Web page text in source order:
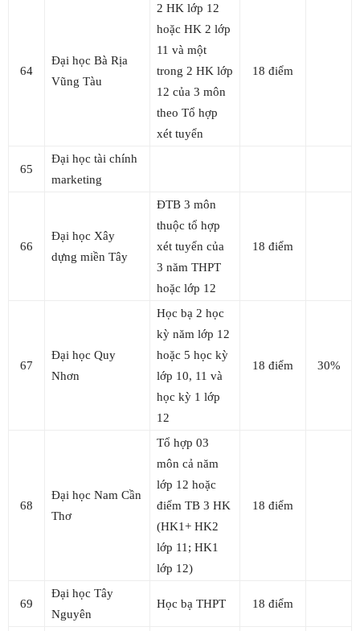
64
Đại học Bà Rịa
Vũng Tàu
2 HK lớp 12
hoặc HK 2 lớp
11 và một
trong 2 HK lớp
12 của 3 môn
theo Tổ hợp
xét tuyển
18 điểm
65
Đại học tài chính
marketing
66
Đại học Xây
dựng miền Tây
ĐTB 3 môn
thuộc tổ hợp
xét tuyển của
3 năm THPT
hoặc lớp 12
18 điểm
67
Đại học Quy
Nhơn
Học bạ 2 học
kỳ năm lớp 12
hoặc 5 học kỳ
lớp 10, 11 và
học kỳ 1 lớp
12
18 điểm 30%
68
Đại học Nam Cần
Thơ
Tổ hợp 03
môn cả năm
lớp 12 hoặc
điểm TB 3 HK
(HK1+ HK2
lớp 11; HK1
lớp 12)
18 điểm
69
Đại học Tây
Nguyên
Học bạ THPT 18 điểm